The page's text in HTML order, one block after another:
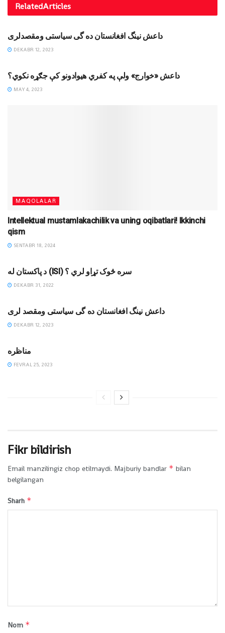
RelatedArticles
MAQOLALAR
داعش نینگ افغانستان ده گی سیاستی ومقصدلری
DEKABR 12, 2023
داعش «خوارج» ولې په کفري هيوادونو کې جګړه نکوي؟
MAY 4, 2023
MAQOLALAR
Intellektual mustamlakachilik va uning oqibatlari! Ikkinchi
qism
SENTABR 18, 2024
د پاکستان له (ISI) سره څوک تړاو لري ؟
DEKABR 31, 2022
داعش نینگ افغانستان ده گی سیاستی ومقصد لری
DEKABR 12, 2023
مناظره
FEVRAL 25, 2023
Fikr bildirish
Email manzilingiz chop etilmaydi. Majburiy bandlar * bilan
belgilangan
Sharh *
Nom *